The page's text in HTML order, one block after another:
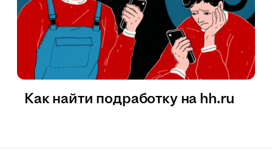
Как найти подработку на hh.ru